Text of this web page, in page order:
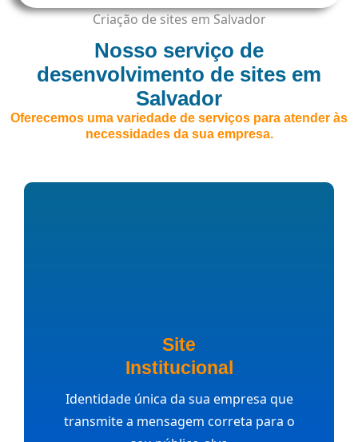
Criação de sites em Salvador
Nosso serviço de
desenvolvimento de sites em
Salvador
Oferecemos uma variedade de serviços para atender às
necessidades da sua empresa.
Site
Institucional
Identidade única da sua empresa que
transmite a mensagem correta para o